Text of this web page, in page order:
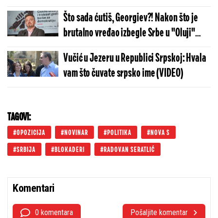
ga legalno poseduje (FOTO)
Što sada ćutiš, Georgiev?! Nakon što je
brutalno vređao izbegle Srbe u "Oluji"
pobegao u mišju rupu (FOTO)
Vučić u Jezeru u Republici Srpskoj: Hvala
vam što čuvate srpsko ime (VIDEO)
TAGOVI:
OPOZICIJA NOVINAR POLITIKA NOVA S
SRBIJA BLOKADERI RADOVAN SERATLIĆ
Komentari
0 komentara Pošaljite komentar